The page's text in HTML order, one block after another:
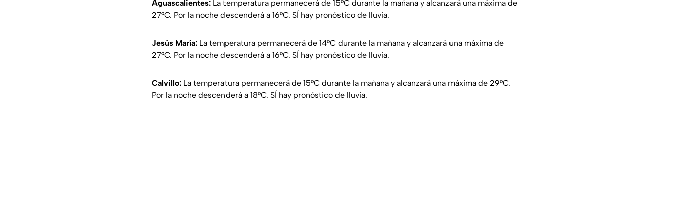
Aguascalientes: La temperatura permanecerá de 15°C durante la mañana y alcanzará una máxima de
27°C. Por la noche descenderá a 16°C. SÍ hay pronóstico de lluvia.
Jesús María: La temperatura permanecerá de 14°C durante la mañana y alcanzará una máxima de
27°C. Por la noche descenderá a 16°C. SÍ hay pronóstico de lluvia.
Calvillo: La temperatura permanecerá de 15°C durante la mañana y alcanzará una máxima de 29°C.
Por la noche descenderá a 18°C. SÍ hay pronóstico de lluvia.